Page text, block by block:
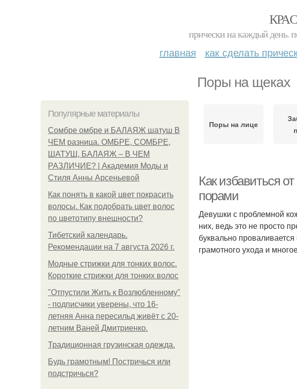
прически на каждый день.
главная как сделать
Поры на щеках
Популярные материалы
Сомбре омбре и БАЛАЯЖ шатуш В
ЧЕМ разница. ОМБРЕ, СОМБРЕ,
ШАТУШ, БАЛАЯЖ – В ЧЕМ
РАЗЛИЧИЕ? | Академия Моды и
Стиля Анны Арсеньевой
Как понять в какой цвет покрасить
волосы. Как подобрать цвет волос
по цветотипу внешности?
Тибетский календарь.
Рекомендации на 7 августа 2026 г.
Модные стрижки для тонких волос.
Короткие стрижки для тонких волос
"Отпустили Жить к Возлюбленному"
- подписчики уверены, что 16-
летняя Анна пересильд живёт с 20-
летним Ваней Дмитриенко.
Традиционная грузинская одежда.
Будь грамотным! Постричься или
подстричься?
Поры на лице
Как избавиться
порами
Девушки с проблемной
них, ведь это не просто
буквально
грамотного ухода и